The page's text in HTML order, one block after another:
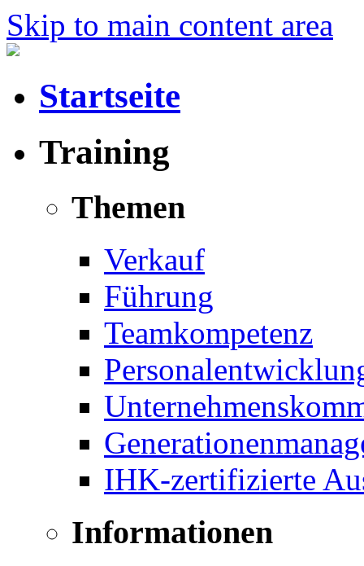
Skip to main content area
Startseite
Training
Themen
Verkauf
Führung
Teamkompetenz
IHK-zertifizierte
Informationen